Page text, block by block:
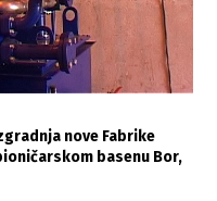
nove Fabrike
basenu Bor,